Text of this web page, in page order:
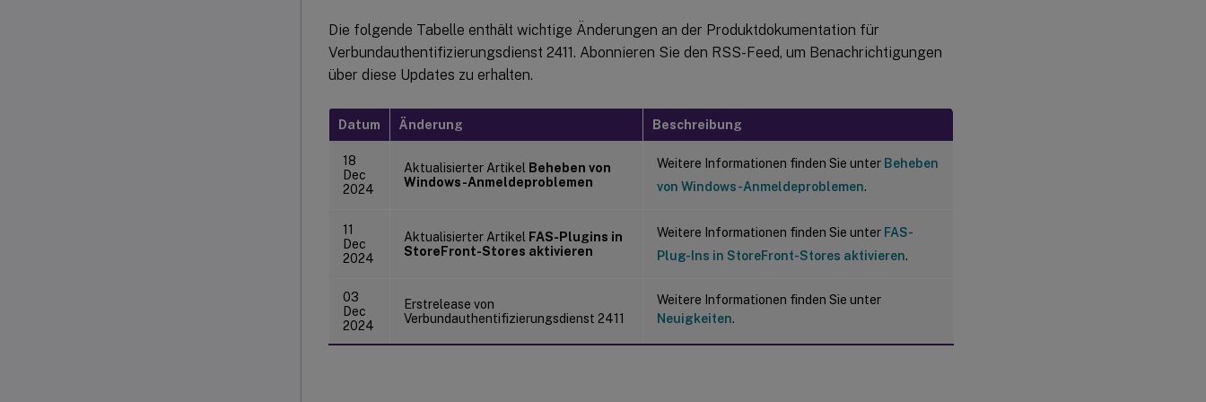
Die folgende Tabelle enthält wichtige Änderungen an der Produktdokumentation für
Verbundauthentifizierungsdienst 2411. Abonnieren Sie den RSS-Feed, um Benachrichtigungen
über diese Updates zu erhalten.
Datum Änderung Beschreibung
18
Dec
2024
Aktualisierter Artikel Beheben von
Windows-Anmeldeproblemen
Weitere Informationen finden Sie unter Beheben
von Windows-Anmeldeproblemen.
11
Dec
2024
Aktualisierter Artikel FAS-Plugins in
StoreFront-Stores aktivieren
Weitere Informationen finden Sie unter FAS-
Plug-Ins in StoreFront-Stores aktivieren.
03
Dec
2024
Erstrelease von
Verbundauthentifizierungsdienst 2411
Weitere Informationen finden Sie unter
Neuigkeiten.